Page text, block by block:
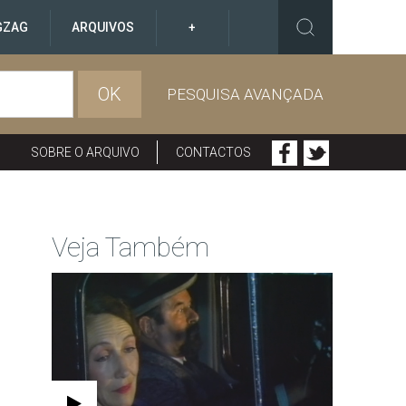
ARQUIVOS +
OK PESQUISA AVANÇADA
SOBRE O ARQUIVO CONTACTOS
Veja Também